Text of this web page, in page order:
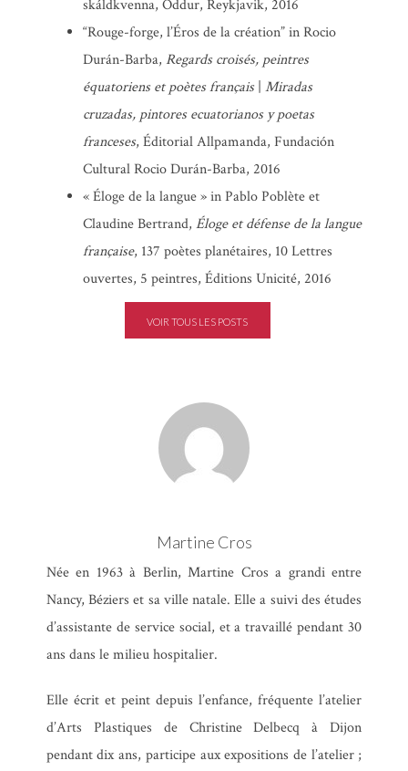
Angèle Paoli,Martine Cros
skáldkvenna, Oddur, Reykjavik, 2016
“Rouge-forge, l’Éros de la création” in Rocio
Durán-Barba, Regards croisés, peintres
équatoriens et poètes français | Miradas
cruzadas, pintores ecuatorianos y poetas
franceses, Éditorial Allpamanda, Fundación
Cultural Rocio Durán-Barba, 2016
« Éloge de la langue » in Pablo Poblète et
Claudine Bertrand, Éloge et défense de la langue
française, 137 poètes planétaires, 10 Lettres
ouvertes, 5 peintres, Éditions Unicité, 2016
VOIR TOUS LES POSTS
Martine Cros
Née en 1963 à Berlin, Martine Cros a grandi entre
Nancy, Béziers et sa ville natale. Elle a suivi des études
d’assistante de service social, et a travaillé pendant 30
ans dans le milieu hospitalier.
Elle écrit et peint depuis l’enfance, fréquente l’atelier
d’Arts Plastiques de Christine Delbecq à Dijon
pendant dix ans, participe aux expositions de l’atelier ;